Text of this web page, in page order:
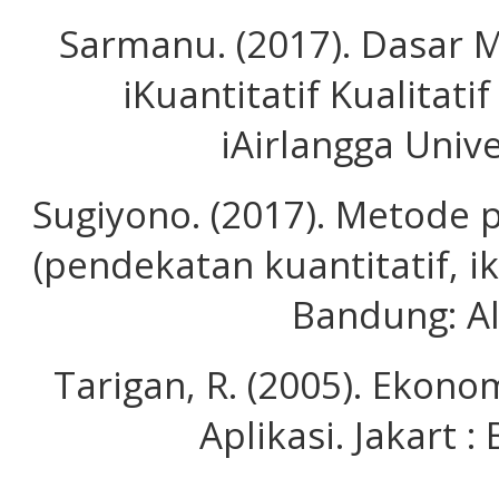
Sarmanu. (2017). Dasar
iKuantitatif Kualitatif
iAirlangga
Sugiyono. (2017).
(pendekatan kuantitatif,
Bandung:
Tarigan, R. (2005).
Aplikasi. Jakart :